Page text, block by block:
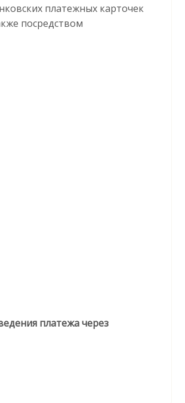
платежных карточек
посредством
платежа через